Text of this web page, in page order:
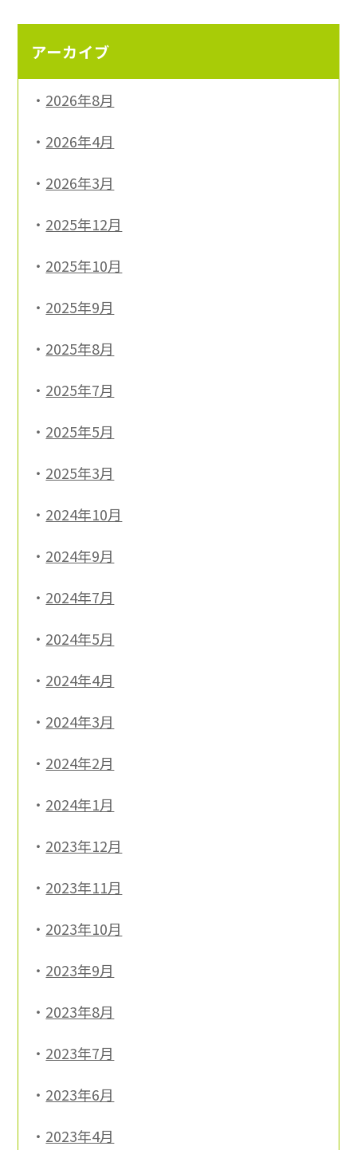
ン
アーカイブ
2026年8月
2026年4月
2026年3月
2025年12月
2025年10月
2025年9月
2025年8月
2025年7月
2025年5月
2025年3月
2024年10月
2024年9月
2024年7月
2024年5月
2024年4月
2024年3月
2024年2月
2024年1月
2023年12月
2023年11月
2023年10月
2023年9月
2023年8月
2023年7月
2023年6月
2023年4月